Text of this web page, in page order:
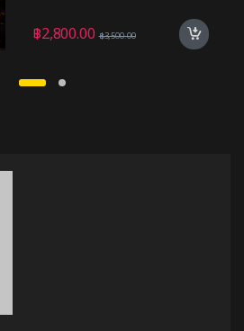
฿2,800.00 ฿3,500.00